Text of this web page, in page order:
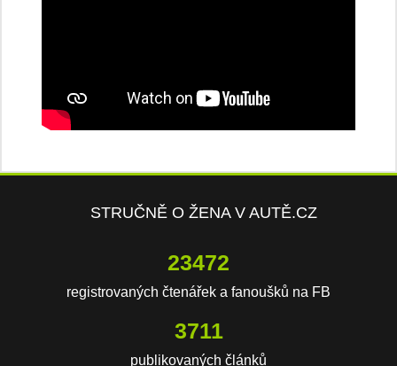
STRUČNĚ O ŽENA V AUTĚ.CZ
23472
registrovaných čtenářek a fanoušků na FB
3711
publikovaných článků